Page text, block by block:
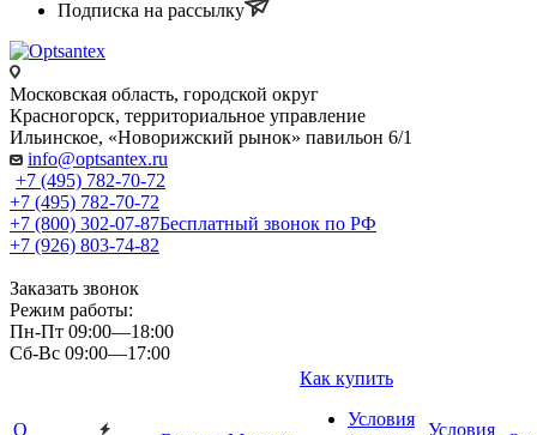
Подписка на рассылку
Московская область, городской округ
Красногорск, территориальное управление
Ильинское, «Новорижский рынок» павильон 6/1
info@optsantex.ru
+7 (495) 782-70-72
+7 (495) 782-70-72
+7 (800) 302-07-87Бесплатный звонок по РФ
+7 (926) 803-74-82
Заказать звонок
Режим работы:
Пн-Пт 09:00—18:00
Сб-Вс 09:00—17:00
О
Как купить
Условия
Условия